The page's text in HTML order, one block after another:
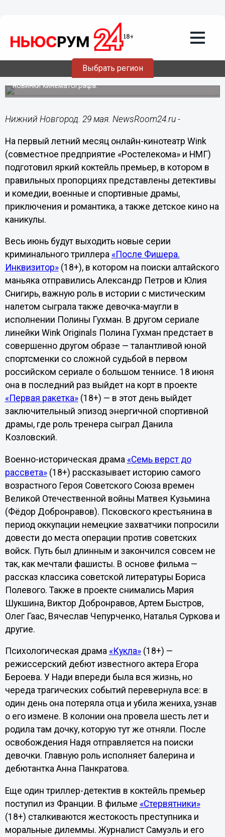
Выбрать регион
Лето взяло в руки краски: Wink
представляет яркий коктейль премьер
июня
Зрителей ждет продолжение любимых сериалов и
новинки кинематографа.
Нижний Новгород. 29 мая. NewsRoom24.ru -
На первый летний месяц онлайн-кинотеатр Wink
(совместное предприятие «Ростелекома» и НМГ)
подготовил яркий коктейль премьер, в котором в
правильных пропорциях представлены детективы
и комедии, военные и спортивные драмы,
приключения и романтика, а также детское кино на
каникулы.
Весь июнь будут выходить новые серии
криминального триллера «После Фишера.
Инквизитор»(18+), в котором на поиски алтайского
маньяка отправились Александр Петров и Юлия
Снигирь, важную роль в истории с мистическим
налетом сыграла также девочка-маугли в
исполнении Полины Гухман. В другом сериале
линейки Wink Originals Полина Гухман предстает в
совершенно другом образе — талантливой юной
спортсменки со сложной судьбой в первом
российском сериале о большом теннисе. 18 июня
она в последний раз выйдет на корт в проекте
«Первая ракетка»(18+) — в этот день выйдет
заключительный эпизод энергичной спортивной
драмы, где роль тренера сыграл Данила
Козловский.
Военно-историческая драма «Семь верст до
рассвета»(18+) рассказывает историю самого
возрастного Героя Советского Союза времен
Великой Отечественной войны Матвея Кузьмина
(Фёдор Добронравов). Псковского крестьянина в
период оккупации немецкие захватчики попросили
довести до места операции против советских
войск. Путь был длинным и закончился совсем не
так, как мечтали фашисты. В основе фильма —
рассказ классика советской литературы Бориса
Полевого. Также в проекте снимались Мария
Шукшина, Виктор Добронравов, Артем Быстров,
Олег Гаас, Вячеслав Чепурченко, Наталья Суркова и
другие.
Психологическая драма «Кукла»(18+) —
режиссерский дебют известного актера Егора
Бероева. У Нади впереди была вся жизнь, но
череда трагических событий перевернула все: в
один день она потеряла отца и убила жениха, узнав
о его измене. В колонии она провела шесть лет и
родила там дочку, которую тут же отняли. После
освобождения Надя отправляется на поиски
девочки. Главную роль исполняет балерина и
дебютантка Анна Панкратова.
Еще один триллер-детектив в коктейль премьер
поступил из Франции. В фильме «Стервятники»
(18+) сталкиваются жестокость преступника и
моральные дилеммы. Журналист Самуэль и его